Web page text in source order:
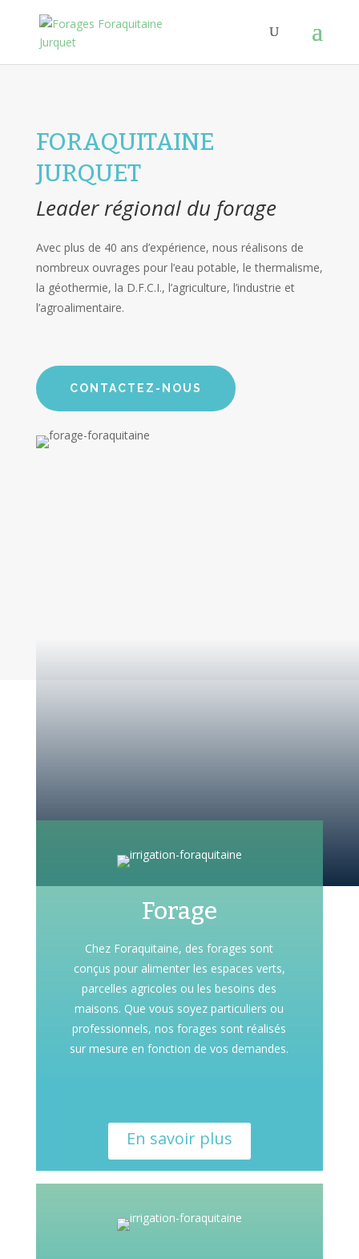
FORAQUITAINE
JURQUET
Leader régional du forage
Avec plus de 40 ans d’expérience, nous réalisons de
nombreux ouvrages pour l’eau potable, le thermalisme,
la géothermie, la D.F.C.I., l’agriculture, l’industrie et
l’agroalimentaire.
CONTACTEZ-NOUS
Forage
Chez Foraquitaine, des forages sont
conçus pour alimenter les espaces verts,
parcelles agricoles ou les besoins des
maisons. Que vous soyez particuliers ou
professionnels, nos forages sont réalisés
sur mesure en fonction de vos demandes.
En savoir plus